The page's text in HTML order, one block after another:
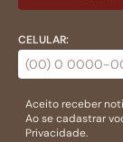
CELULAR:
Aceito receber
Ao se cadastrar
Privacidade.